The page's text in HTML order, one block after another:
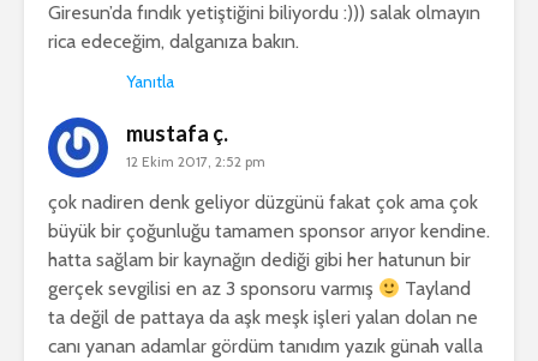
Giresun’da fındık yetiştiğini biliyordu :))) salak olmayın
rica edeceğim, dalganıza bakın.
Yanıtla
mustafa ç.
12 Ekim 2017, 2:52 pm
çok nadiren denk geliyor düzgünü fakat çok ama çok
büyük bir çoğunluğu tamamen sponsor arıyor kendine.
hatta sağlam bir kaynağın dediği gibi her hatunun bir
gerçek sevgilisi en az 3 sponsoru varmış
Tayland
ta değil de pattaya da aşk meşk işleri yalan dolan ne
canı yanan adamlar gördüm tanıdım yazık günah valla